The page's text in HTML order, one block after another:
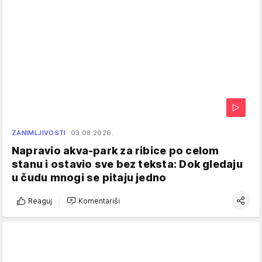
ZANIMLJIVOSTI 03.08.2026.
Napravio akva-park za ribice po celom
stanu i ostavio sve bez teksta: Dok gledaju
u čudu mnogi se pitaju jedno
Reaguj Komentariši